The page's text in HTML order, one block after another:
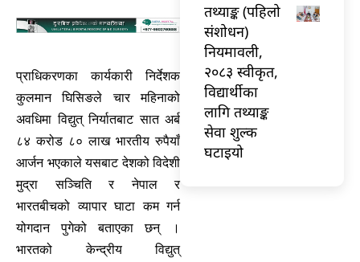
प्राधिकरणका कार्यकारी निर्देशक
कुलमान घिसिङले चार महिनाको
अवधिमा विद्युत् निर्यातबाट सात अर्ब
८४ करोड ८० लाख भारतीय रुपैयाँ
आर्जन भएकाले यसबाट देशको विदेशी
मुद्रा सञ्चिति र नेपाल र
भारतबीचको व्यापार घाटा कम गर्न
योगदान पुगेको बताएका छन् ।
भारतको केन्द्रीय विद्युत्
तथ्याङ्क (पहिलो
संशोधन)
नियमावली,
२०८३ स्वीकृत,
विद्यार्थीका
लागि तथ्याङ्क
सेवा शुल्क
घटाइयो